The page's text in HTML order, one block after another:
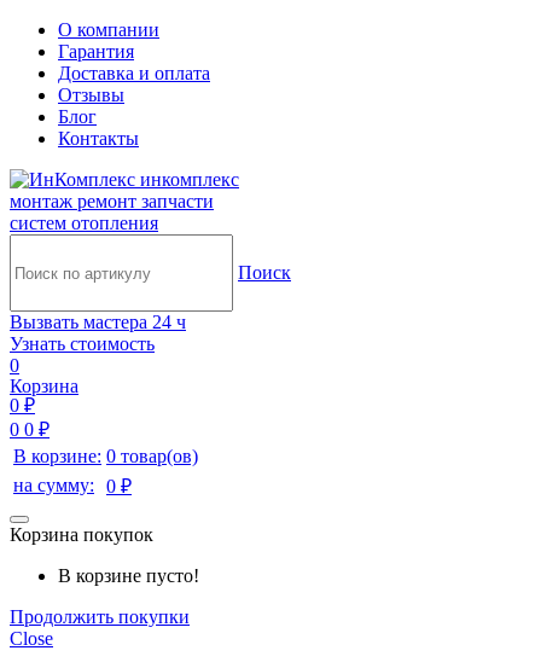
О компании
Гарантия
Доставка и оплата
Отзывы
Блог
Контакты
инкомплекс
монтаж ремонт запчасти
систем отопления
Поиск
Вызвать мастера 24 ч
Узнать стоимость
0
Корзина
0 ₽
0 0 ₽
В корзине: 0 товар(ов)
на сумму:
0 ₽
Корзина покупок
В корзине пусто!
Продолжить покупки
Close